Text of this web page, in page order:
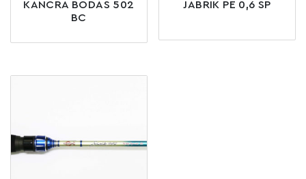
KANCRA BODAS 502
BC
JABRIK PE 0,6 SP